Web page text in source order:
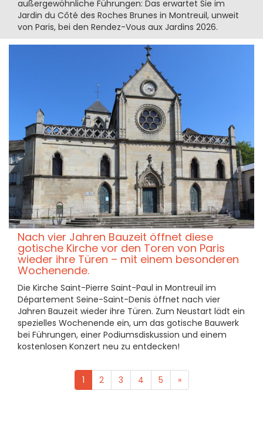
außergewöhnliche Führungen: Das erwartet Sie im
Jardin du Côté des Roches Brunes in Montreuil, unweit
von Paris, bei den Rendez-Vous aux Jardins 2026.
Nach vier Jahren Bauzeit öffnet diese
gotische Kirche vor den Toren von Paris
wieder ihre Türen – mit einem besonderen
Wochenende.
Die Kirche Saint-Pierre Saint-Paul in Montreuil im
Département Seine-Saint-Denis öffnet nach vier
Jahren Bauzeit wieder ihre Türen. Zum Neustart lädt ein
spezielles Wochenende ein, um das gotische Bauwerk
bei Führungen, einer Podiumsdiskussion und einem
kostenlosen Konzert neu zu entdecken!
1 2 3 4 5 »